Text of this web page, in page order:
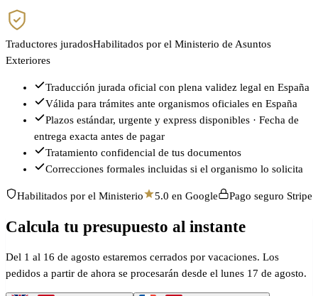
Traductores juradosHabilitados por el Ministerio de Asuntos
Exteriores
Traducción jurada oficial con plena validez legal en España
Válida para trámites ante organismos oficiales en España
Plazos estándar, urgente y express disponibles · Fecha de
entrega exacta antes de pagar
Tratamiento confidencial de tus documentos
Correcciones formales incluidas si el organismo lo solicita
Habilitados por el Ministerio 5.0 en Google Pago seguro Stripe
Calcula tu presupuesto al instante
Del 1 al 16 de agosto estaremos cerrados por vacaciones. Los
pedidos a partir de ahora se procesarán desde el lunes 17 de agosto.